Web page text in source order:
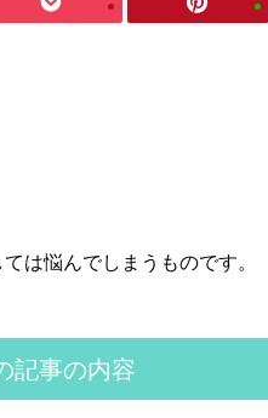
は悩んでしまうものです。
記事の内容